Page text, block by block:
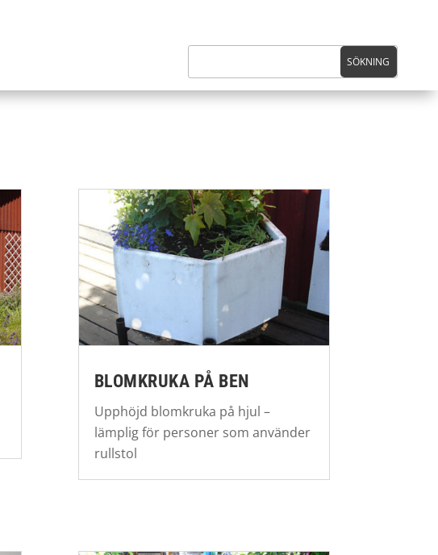
BLOMKRUKA PÅ BEN
Upphöjd blomkruka på hjul –
lämplig för personer som använder
rullstol